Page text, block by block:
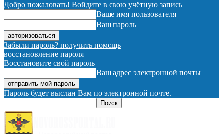
Добро пожаловать! Войдите в свою учётную запись
Ваше имя пользователя
Ваш пароль
Забыли пароль? получить помощь
восстановление пароля
Восстановите свой пароль
Ваш адрес электронной почты
Пароль будет выслан Вам по электронной почте.